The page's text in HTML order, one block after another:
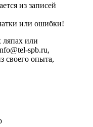
из записей
или ошибки!
или
spb.ru,
своего опыта,